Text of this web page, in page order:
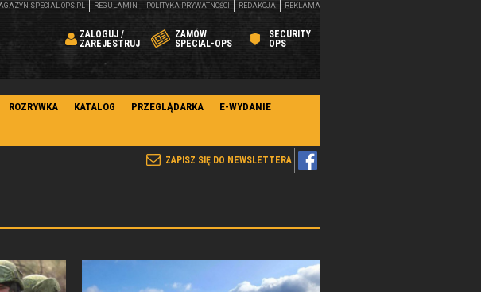
ZALOGUJ /
ZAREJESTRUJ
ZAMÓW
SPECIAL-OPS
SECURITY
OPS
SPECIAL-OPS.PL REGULAMIN POLITYKA PRYWATNOŚCI REDAKCJA REKLAMA
ROZRYWKA KATALOG PRZEGLĄDARKA E-WYDANIE
ZAPISZ SIĘ DO NEWSLETTERA